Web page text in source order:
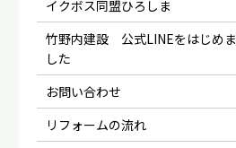
イクボス同盟ひろしま
竹野内建設 公式LINEをはじめま
した
お問い合わせ
リフォームの流れ